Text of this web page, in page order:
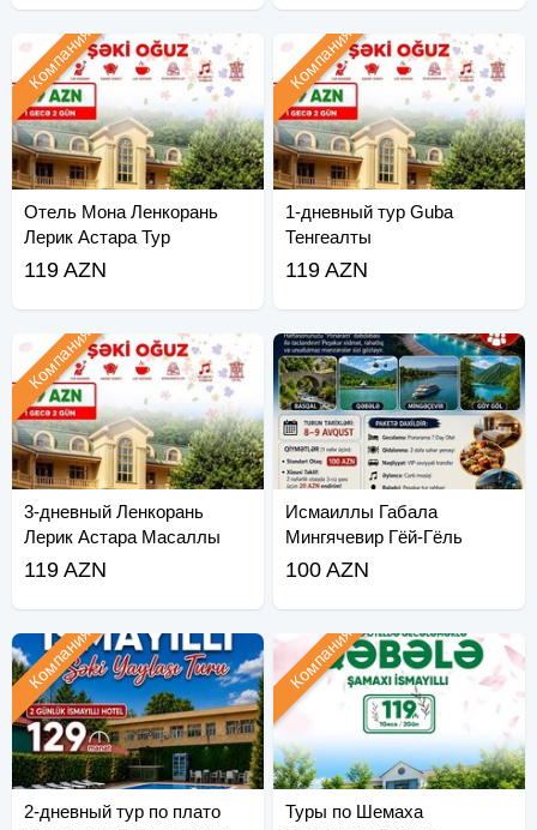
Отель Мона Ленкорань
Лерик Астара Тур
Компания
119 AZN
1-дневный тур Guba
Тенгеалты
Компания
119 AZN
3-дневный Ленкорань
Лерик Астара Масаллы
тур
Компания
119 AZN
Исмаиллы Габала
Мингячевир Гёй-Гёль
100 AZN
2-дневный тур по плато
Компания
Туры по Шемаха
Компания